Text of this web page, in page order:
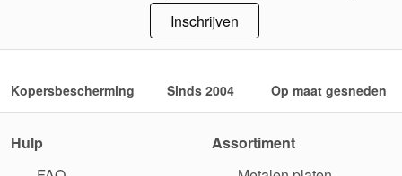
Inschrijven
Kopersbescherming Sinds 2004 Op maat gesneden
Hulp
Assortiment